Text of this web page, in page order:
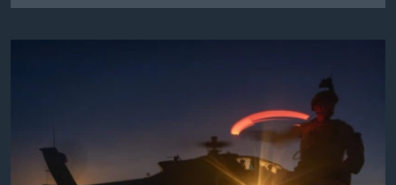
سفر پرزیدنت ترامپ به چین